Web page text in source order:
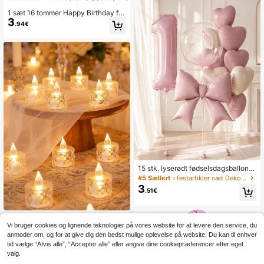
1 sæt 16 tommer Happy Birthday fol
ieballon-banner, flere farver tilgæng
elige, genanvendelige festballoner,
æumsdekoration
3.94€
t, batteridrevet, egnet til yoga/hjem/
bryllupsdekoration, feriegaver og ro
mantisk atmosfære, dekorative plas
tiklys i krystalstil, indendørs dekorat
ion, perfekt til jul, fest, udendørs, bo
3.05€3.08€
15 stk. lyserødt fødselsdagsballons
æt med 40-tommer lyserøde talball
oner i folie 0-9, 18-tommer klare Bo
bo-balloner, matte lyserøde sløjfeba
til fødselsdagsfest, prinsessetema, j
#5 Sællert i festartikler sæt Dekorative balloner
3.51€
Vi bruger cookies og lignende teknologier på vores website for at levere den service, du
anmoder om, og for at give dig den bedst mulige oplevelse på website. Du kan til enhver
tid vælge “Afvis alle”, “Accepter alle” eller angive dine cookiepræferencer efter eget
valg.